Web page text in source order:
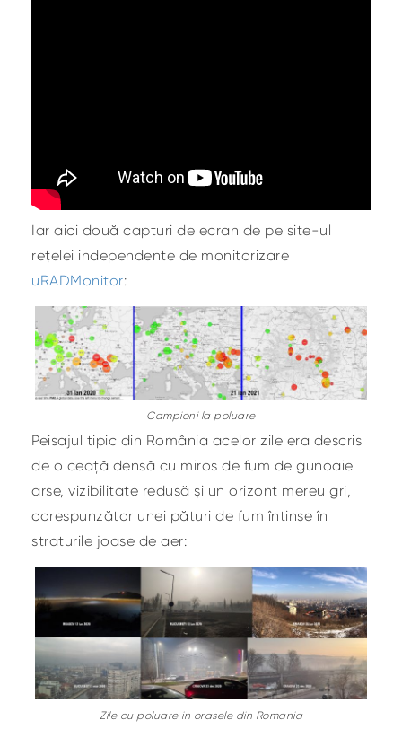
Iar aici două capturi de ecran de pe site-ul
rețelei independente de monitorizare
uRADMonitor:
Campioni la poluare
Peisajul tipic din România acelor zile era descris
de o ceață densă cu miros de fum de gunoaie
arse, vizibilitate redusă și un orizont mereu gri,
corespunzător unei pături de fum întinse în
straturile joase de aer:
Zile cu poluare in orasele din Romania